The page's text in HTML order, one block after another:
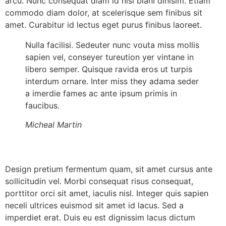
commodo diam dolor, at scelerisque sem finibus sit
amet. Curabitur id lectus eget purus finibus laoreet.
Nulla facilisi. Sedeuter nunc vouta miss mollis
sapien vel, conseyer tureution yer vintane in
libero semper. Quisque ravida eros ut turpis
interdum ornare. Inter miss they adama seder
a imerdie fames ac ante ipsum primis in
faucibus.
Micheal Martin
Design pretium fermentum quam, sit amet cursus ante
sollicitudin vel. Morbi consequat risus consequat,
porttitor orci sit amet, iaculis nisl. Integer quis sapien
neceli ultrices euismod sit amet id lacus. Sed a
imperdiet erat. Duis eu est dignissim lacus dictum